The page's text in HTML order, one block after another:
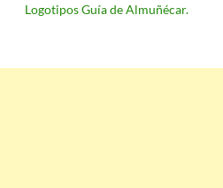
Logotipos Guía de Almuñécar.